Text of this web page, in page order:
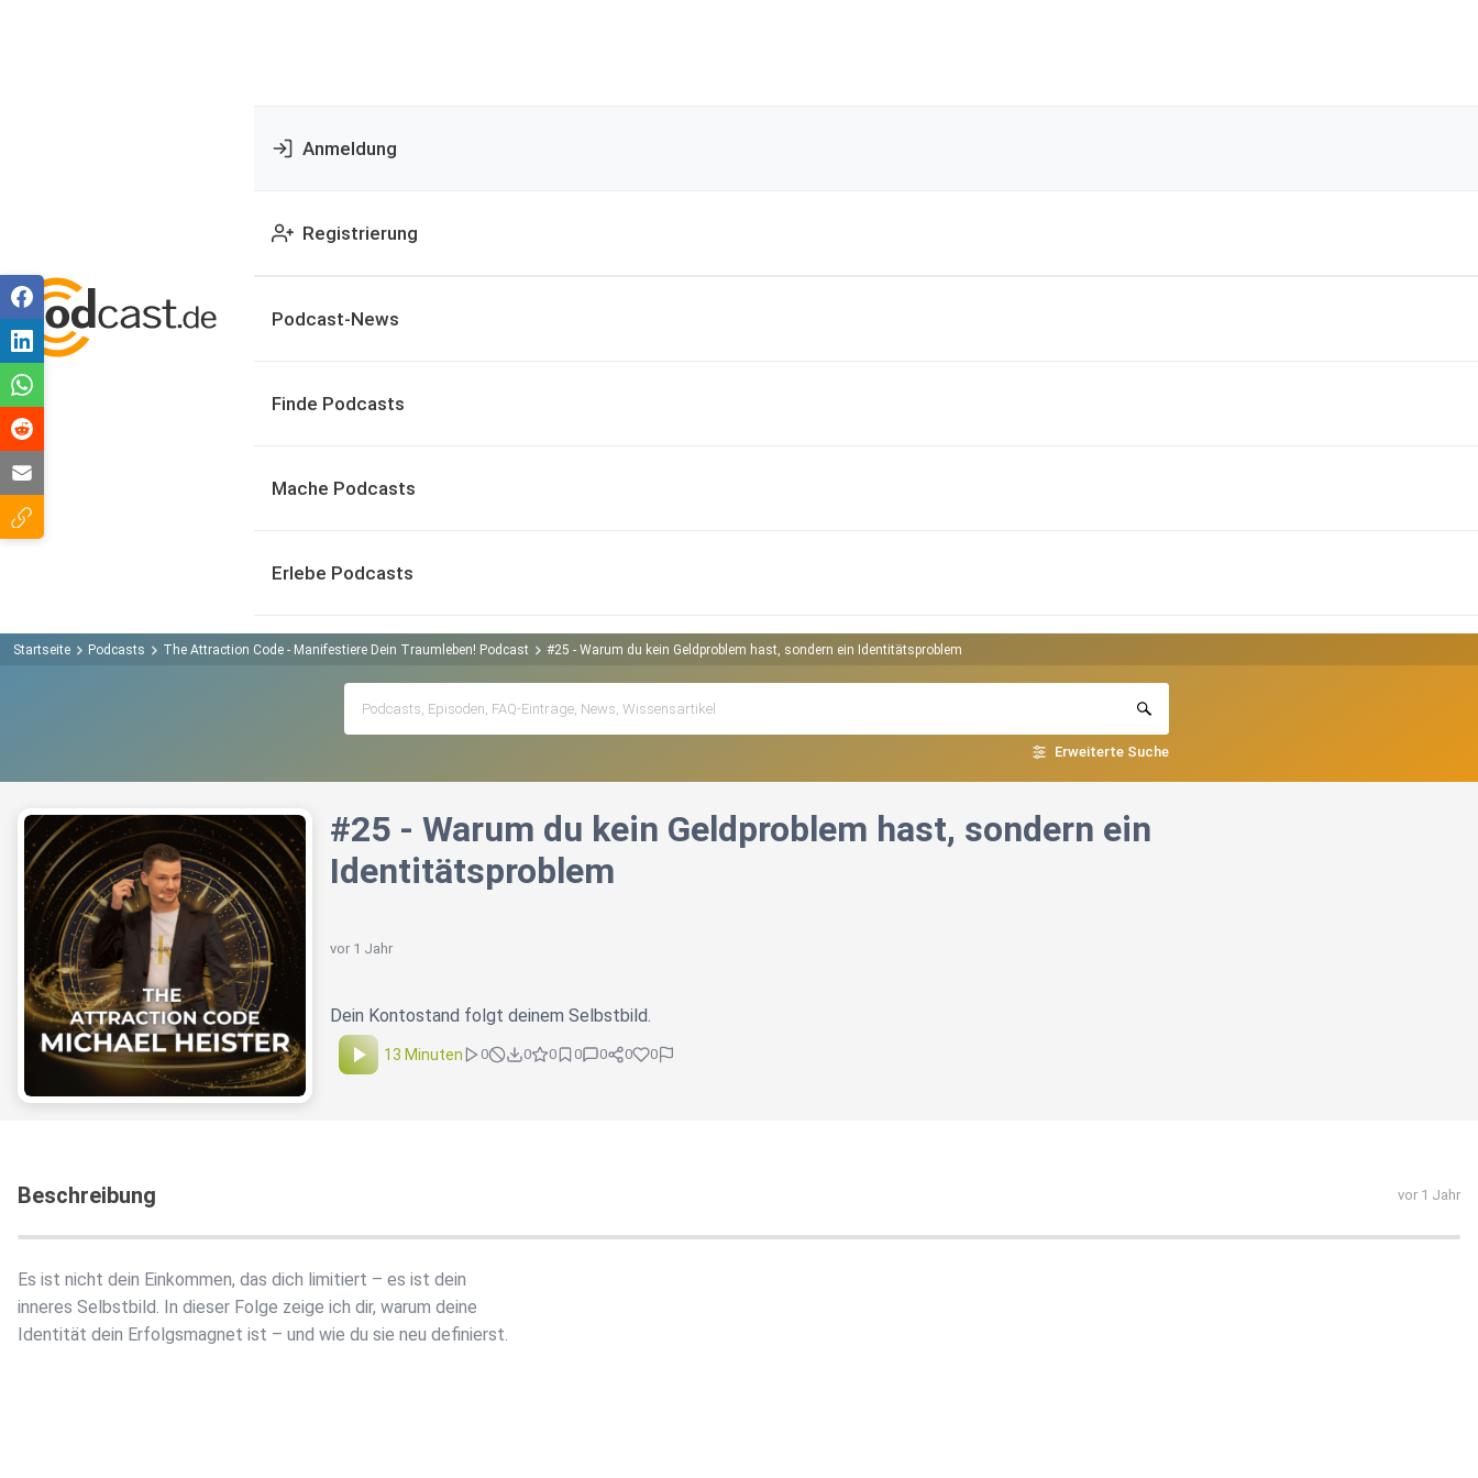
Anmeldung
Registrierung
Podcast-News
Finde Podcasts
Mache Podcasts
Erlebe Podcasts
Startseite Podcasts The Attraction Code - Manifestiere Dein Traumleben! Podcast #25 - Warum du kein Geldproblem hast, sondern ein Identitätsproblem
Erweiterte Suche
#25 - Warum du kein Geldproblem hast, sondern ein
Identitätsproblem
vor 1 Jahr
Dein Kontostand folgt deinem Selbstbild.
13 Minuten 0 0 0 0 0 0 0
Beschreibung vor 1 Jahr
Es ist nicht dein Einkommen, das dich limitiert – es ist dein
inneres Selbstbild. In dieser Folge zeige ich dir, warum deine
Identität dein Erfolgsmagnet ist – und wie du sie neu definierst.